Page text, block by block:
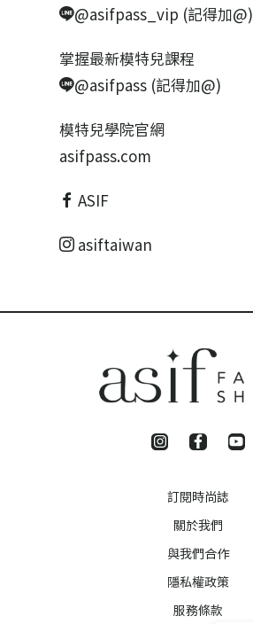
@asifpass_vip (記得加@)
掌握最新模特兒課程
@asifpass (記得加@)
模特兒學院官網
asifpass.com
ASIF
asiftaiwan
訂閱時尚誌
關於我們
與我們合作
隱私權政策
服務條款